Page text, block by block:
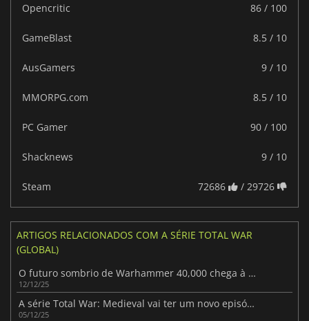
Opencritic 86 / 100
GameBlast 8.5 / 10
AusGamers 9 / 10
MMORPG.com 8.5 / 10
PC Gamer 90 / 100
Shacknews 9 / 10
Steam 72686 / 29726
ARTIGOS RELACIONADOS COM A SÉRIE TOTAL WAR
(GLOBAL)
O futuro sombrio de Warhammer 40,000 chega à série Total War
12/12/25
A série Total War: Medieval vai ter um novo episódio
05/12/25